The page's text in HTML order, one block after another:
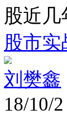
股近
股市实
刘樊鑫
18/10/2